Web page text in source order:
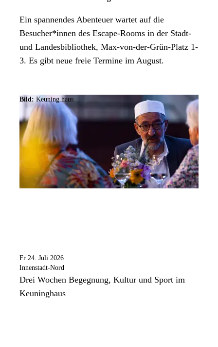
Ein spannendes Abenteuer wartet auf die
Besucher*innen des Escape-Rooms in der Stadt-
und Landesbibliothek, Max-von-der-Grün-Platz 1-
3. Es gibt neue freie Termine im August.
Bild: Keuning.haus
Fr 24. Juli 2026
Innenstadt-Nord
Drei Wochen Begegnung, Kultur und Sport im
Keuninghaus